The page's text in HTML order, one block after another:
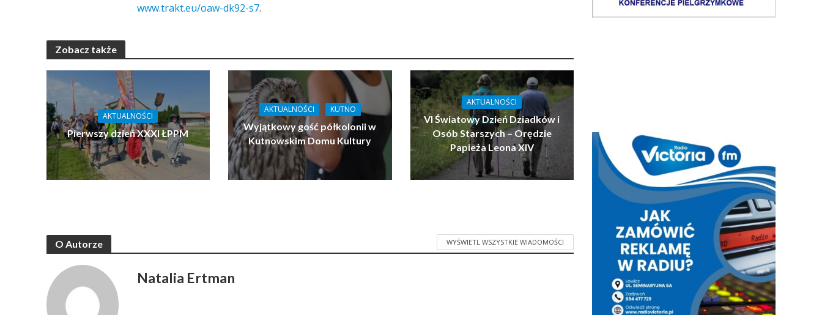
www.trakt.eu/oaw-dk92-s7.
Zobacz także
AKTUALNOŚCI
Pierwszy dzień XXXI ŁPPM
AKTUALNOŚCI KUTNO
Wyjątkowy gość półkolonii w
Kutnowskim Domu Kultury
AKTUALNOŚCI
VI Światowy Dzień Dziadków i
Osób Starszych – Orędzie
Papieża Leona XIV
O Autorze WYŚWIETL WSZYSTKIE WIADOMOŚCI
Natalia Ertman